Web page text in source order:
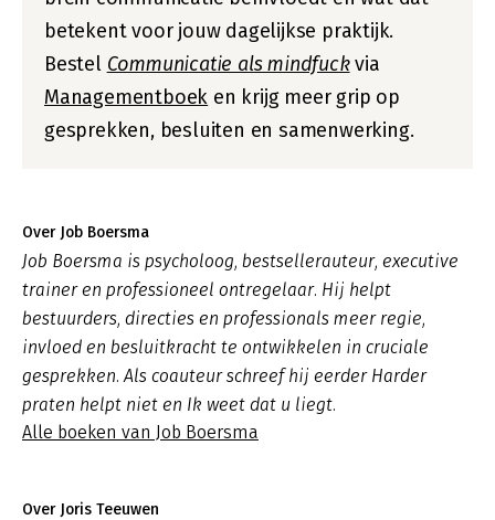
betekent voor jouw dagelijkse praktijk.
Bestel Communicatie als mindfuckvia
Managementboek en krijg meer grip op
gesprekken, besluiten en samenwerking.
Over Job Boersma
Job Boersma is psycholoog, bestsellerauteur, executive
trainer en professioneel ontregelaar. Hij helpt
bestuurders, directies en professionals meer regie,
invloed en besluitkracht te ontwikkelen in cruciale
gesprekken. Als coauteur schreef hij eerder Harder
praten helpt niet en Ik weet dat u liegt.
Alle boeken van Job Boersma
Over Joris Teeuwen